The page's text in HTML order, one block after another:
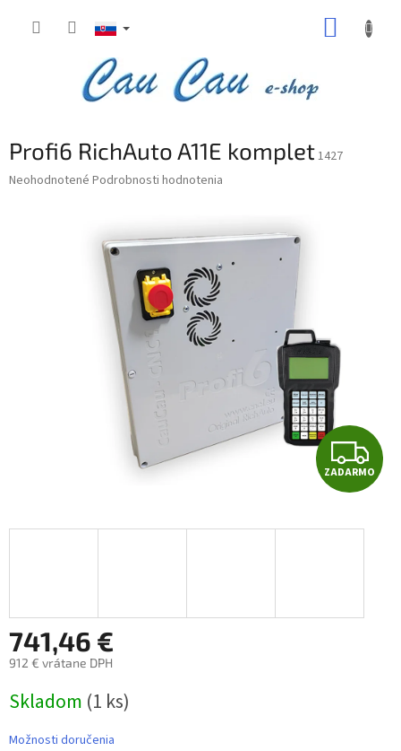
Profi6 RichAuto A11E komplet1427
Priemerné
Neohodnotené Podrobnosti hodnotenia
Z
A
ZADARMO
741,46 €
912 € vrátane DPH
cena:
Skladom (1 ks)
Možnosti doručenia